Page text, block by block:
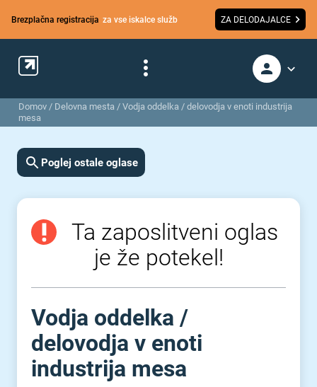
Brezplačna registracija za vse iskalce služb ZA DELODAJALCE
Domov / Delovna mesta / Vodja oddelka / delovodja v enoti industrija
mesa
Poglej ostale oglase
Ta zaposlitveni oglas
je že potekel!
Vodja oddelka ⁠/⁠
delovodja v enoti
industrija mesa